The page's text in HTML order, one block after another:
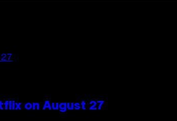
on August 27